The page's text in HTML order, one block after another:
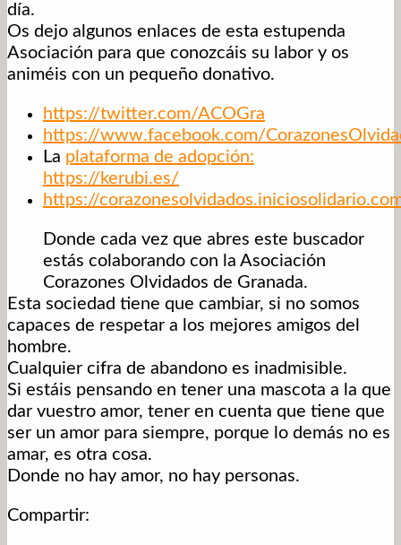
día.
Os dejo algunos enlaces de esta estupenda
Asociación para que conozcáis su labor y os
animéis con un pequeño donativo.
https://twitter.com/ACOGra
https://www.facebook.com/
La plataforma de adopción:
https://kerubi.es/
https://
Donde cada vez que abres este buscador
estás colaborando con la Asociación
Corazones Olvidados de Granada.
Esta sociedad tiene que cambiar, si no somos
capaces de respetar a los mejores amigos del
hombre.
Cualquier cifra de abandono es inadmisible.
Si estáis pensando en tener una mascota a la que
dar vuestro amor, tener en cuenta que tiene que
ser un amor para siempre, porque lo demás no es
amar, es otra cosa.
Donde no hay amor, no hay personas.
Compartir: